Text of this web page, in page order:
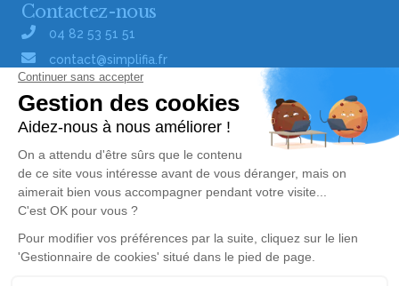
Contactez-nous
04 82 53 51 51
contact@simplifia.fr
Réseaux sociaux
Liens utiles
Publier un avis de décès
Signaler un abus/une erreur